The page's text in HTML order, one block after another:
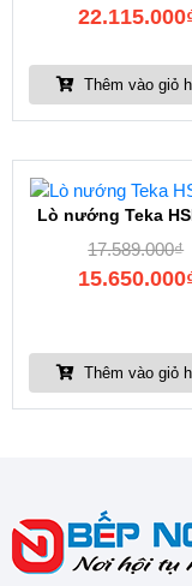
22.115.000
Thêm vào giỏ
Lò nướng Teka
17.589.000₫
15.650.000
Thêm vào giỏ